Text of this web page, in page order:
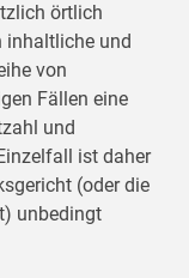
örtlich
inhaltliche und
von
Fällen eine
und
ist daher
(oder die
unbedingt